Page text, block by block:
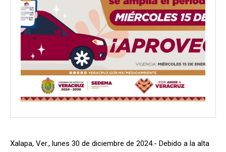
Xalapa, Ver., lunes 30 de diciembre de 2024.- Debido a la alta